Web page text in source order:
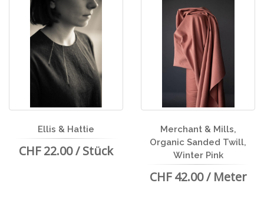
Ellis & Hattie
CHF 22.00 / Stück
Merchant & Mills,
Organic Sanded Twill,
Winter Pink
CHF 42.00 / Meter